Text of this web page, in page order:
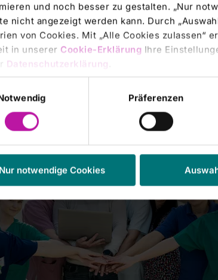
und noch besser zu gestalten. „Nur
nicht angezeigt werden kann. Durch
von Cookies. Mit „Alle Cookies zulassen“
in unserer Cookie-Erklärung Ihre
Datenschutzerklärung
Präferenzen
Nur notwendige Cookies
die einjährige Ausbildung zum/zur
2025 in der Pflegeschule des Klinikums
abgeben und Gespräche führen – mit
erhalten.
das Glücksrad für Unterhaltung und
Weitere Informationen sind
und das Parken ist von 10:00 bis 13:00 Uhr